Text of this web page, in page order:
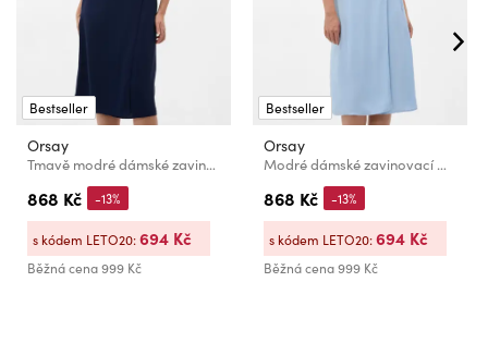
Bestseller
Orsay
Tmavě modré dámské zavinovací maxi šaty s asymetrickým výstřihem ORSAY
868 Kč
Běžná cena999 Kč
-13%
s kódem LETO20:694 Kč
Bestseller
Orsay
Modré dámské zavinovací midi šaty s asymetrickým výstřihem ORSAY
868 Kč
Běžná cena999 Kč
-13%
s kódem LETO20:694 Kč